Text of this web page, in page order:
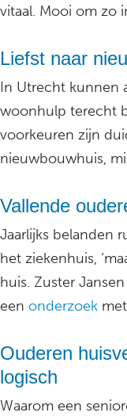
vitaal. Mooi om zo
Liefst naar
In Utrecht kunnen
woonhulp terecht
voorkeuren zijn
nieuwbouwhuis,
Vallende
Jaarlijks belanden
het ziekenhuis,
huis. Zuster
een onderzoek
Ouderen
logisch
Waarom een